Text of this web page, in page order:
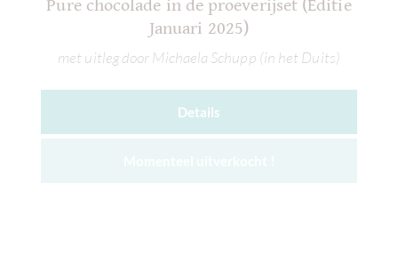
Pure chocolade in de proeverijset (Editie
Januari 2025)
met uitleg door Michaela Schupp (in het Duits)
Details